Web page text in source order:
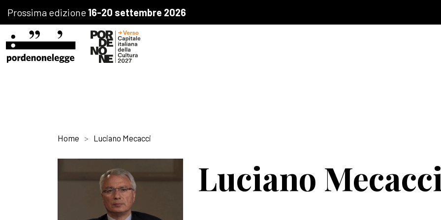
Prossima edizione16-20 settembre 2026
Home Luciano Mecacci
Luciano Mecacci